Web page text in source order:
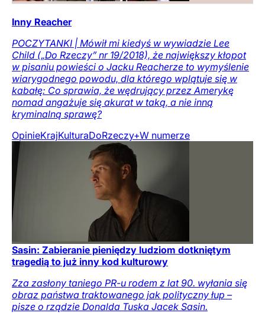
Inny Reacher
POCZYTANKI | Mówił mi kiedyś w wywiadzie Lee
Child („Do Rzeczy” nr 19/2018), że największy kłopot
w pisaniu powieści o Jacku Reacherze to wymyślenie
wiarygodnego powodu, dla którego wplątuje się w
kabałę: Co sprawia, że wędrujący przez Amerykę
nomad angażuje się akurat w taką, a nie inną
kryminalną sprawę?
OpinieKrajKulturaDoRzeczy+W numerze
Sasin: Zabieranie pieniędzy ludziom dotkniętym
tragedią to już inny kod kulturowy
Zza zasłony taniego PR-u rodem z lat 90. wyłania się
obraz państwa traktowanego jak polityczny łup –
pisze o rządzie Donalda Tuska Jacek Sasin.